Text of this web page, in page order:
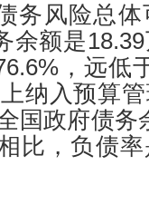
务风险总
余额是
，远低
纳入预算
国政府债务
比，负债